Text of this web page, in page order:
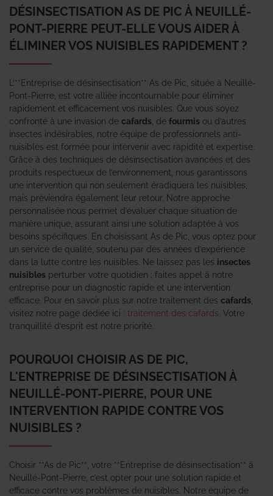
DÉSINSECTISATION AS DE PIC À NEUILLÉ-
PONT-PIERRE PEUT-ELLE VOUS AIDER À
ÉLIMINER VOS NUISIBLES RAPIDEMENT ?
L’**Entreprise de désinsectisation** As de Pic, située à Neuillé-
Pont-Pierre, est votre alliée incontournable pour éliminer
rapidement et efficacement vos nuisibles. Que vous soyez
confronté à une invasion de cafards , de fourmis ou d’autres
insectes indésirables, notre équipe de professionnels anti-
nuisibles est formée pour intervenir avec rapidité et expertise.
Grâce à des techniques de désinsectisation avancées et des
produits respectueux de l’environnement, nous garantissons
une intervention qui non seulement éradiquera les nuisibles,
mais préviendra également leur retour. Notre approche
personnalisée nous permet d’évaluer chaque situation de
manière unique, assurant ainsi une solution adaptée à vos
besoins spécifiques. En choisissant As de Pic, vous optez pour
un service de qualité, soutenu par des années d’expérience
dans la lutte contre les nuisibles. Ne laissez pas les insectes
nuisibles perturber votre quotidien ; faites appel à notre
entreprise pour un diagnostic rapide et une intervention
efficace. Pour en savoir plus sur notre traitement des cafards
visitez notre page dédiée ici : traitement des cafards . Votre
tranquillité d’esprit est notre priorité.
POURQUOI CHOISIR AS DE PIC,
L'ENTREPRISE DE DÉSINSECTISATION À
NEUILLÉ-PONT-PIERRE, POUR UNE
INTERVENTION RAPIDE CONTRE VOS
NUISIBLES ?
Choisir **As de Pic**, votre **Entreprise de désinsectisation** à
Neuillé-Pont-Pierre, c’est opter pour une solution rapide et
efficace contre vos problèmes de nuisibles. Notre équipe de